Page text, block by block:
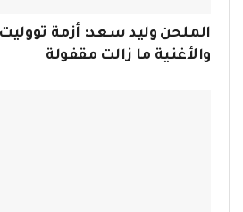
الملحن وليد سعد: أزمة
والأغنية ما زالت مقفولة